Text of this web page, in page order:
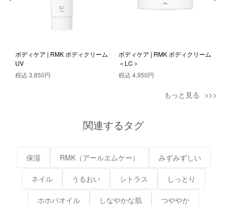
ボディケア | RMK ボディクリーム
UV
税込 3,850円
ボディケア | RMK ボディクリーム
＜LC＞
税込 4,950円
もっと見る
関連するタグ
保湿 RMK（アールエムケー） みずみずしい
ネイル うるおい シトラス しっとり
ホホバオイル しなやかな肌 つややか